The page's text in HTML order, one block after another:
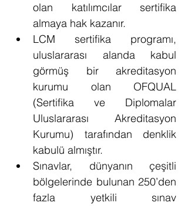
olan katılımcılar sertifika
almaya hak kazanır.
LCM sertifika programı,
uluslararası alanda kabul
görmüş bir akreditasyon
kurumu olan OFQUAL
(Sertifika ve Diplomalar
Uluslararası Akreditasyon
Kurumu) tarafından denklik
kabulü almıştır.
Sınavlar, dünyanın çeşitli
bölgelerinde bulunan 250’den
fazla yetkili sınav